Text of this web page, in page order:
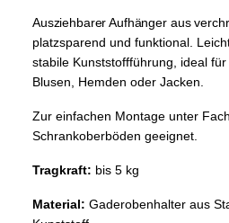
Ausziehbarer Aufhänger aus
platzsparend und funktional.
stabile Kunststoffführung, ideal
Blusen, Hemden oder Jacken.
Zur einfachen Montage unter
Schrankoberböden geeignet.
Tragkraft: bis 5 kg
Material: Gaderobenhalter aus